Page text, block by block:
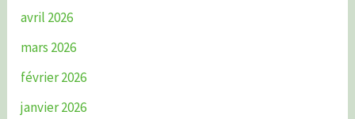
avril 2026
mars 2026
février 2026
janvier 2026